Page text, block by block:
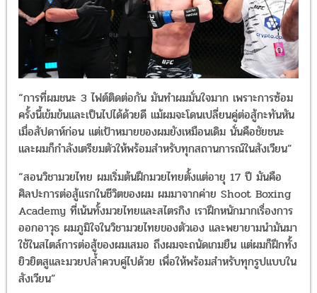
“การที่ผมชนะ 3 ไฟต์ติดต่อกัน มันทำผมมั่นใจมาก เพราะการซ้อม
ครั้งนี้เข้มข้นและเป็นไปได้ด้วยดี แม้ผมจะโดนเปลี่ยนคู่ต่อสู้กะทันหัน
เมื่อสัปดาห์ก่อน แต่เป้าหมายของผมยังเหมือนเดิม นั่นคือชัยชนะ
และผมก็กำลังเตรียมตัวให้พร้อมสำหรับทุกสถานการณ์ในสังเวียน”
“สอนวิชามวยไทย ผมเริ่มต้นฝึกมวยไทยตั้งแต่อายุ 17 ปี มันคือ
ศิลปะการต่อสู้แรกในชีวิตของผม ผมมาจากค่าย Shoot Boxing
Academy ที่เน้นทั้งมวยไทยและสไตรกิง เราฝึกหนักมากเรื่องการ
ออกอาวุธ ผมภูมิใจในวิชามวยไทยของตัวเอง และพยายามนำมันมา
ใช้ในสไตล์การต่อสู้ของผมเสมอ ถึงผมจะถนัดเกมยืน แต่ผมก็ฝึกทั้ง
ยิวยิตสูและมวยปล้ำควบคู่ไปด้วย เพื่อให้พร้อมสำหรับทุกรูปแบบใน
สังเวียน”